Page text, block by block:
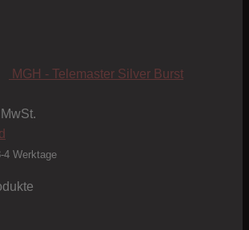
MGH - Telemaster Silver Burst
4 Werktage